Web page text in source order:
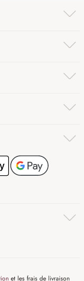
et les frais de livraison